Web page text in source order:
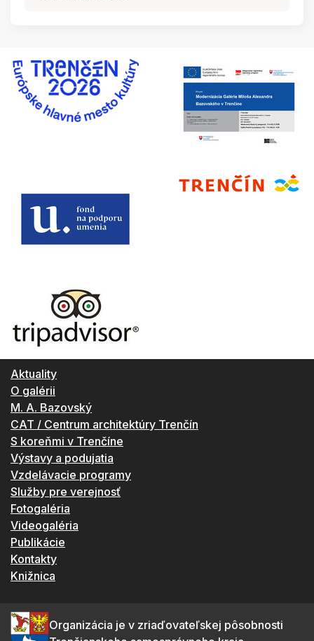
Aktuality
O galérii
M. A. Bazovský
CAT / Centrum architektúry Trenčín
S koreňmi v Trenčíne
Výstavy a podujatia
Vzdelávacie programy
Služby pre verejnosť
Fotogaléria
Videogaléria
Publikácie
Kontakty
Knižnica
Organizácia je v zriaďovateľskej pôsobnosti